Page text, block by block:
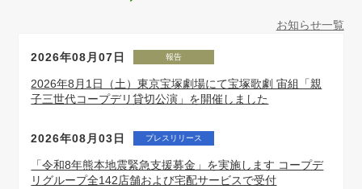
お知らせ一覧
2026年08月07日 報告
2026年8月1日（土）東京宝塚劇場にて宝塚歌劇 宙組「親
子三世代コープデリ貸切公演」を開催しました
2026年08月03日 プレスリリース
「令和8年熊本地震緊急支援募金」を実施します コープデ
リグループ全142店舗および宅配サービスで受付